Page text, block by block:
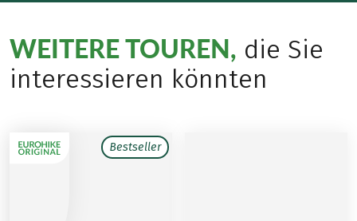
WEITERE TOUREN, die Sie
interessieren könnten
Bestseller